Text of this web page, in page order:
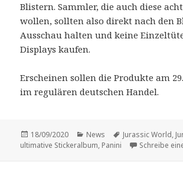
Blistern. Sammler, die auch diese
wollen, sollten also direkt nach den
Ausschau halten und keine
Displays kaufen.
Erscheinen sollen die Produkte am
im regulären deutschen Handel.
Veröffentlicht
am
18/09/2020 Kategorien
News Schlagwörter
Jurassic World,
ultimative Stickeralbum, Panini Schreibe